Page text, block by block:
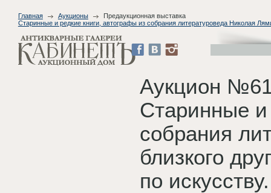
Главная
Аукционы
Старинные и редкие книги, автографы из собрания литературоведа Николая
Предаукционная выставка
Аукцион
Старинные и
собрания
близкого
по